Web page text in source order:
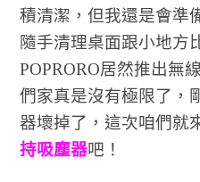
積清潔，但我還是會準
隨手清理桌面跟小地方
POPRORO居然推出無
們家真是沒有極限了，
器壞掉了，這次咱們就
持吸塵器吧！